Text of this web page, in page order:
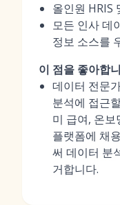
올인원 HRIS
모든 인사 데
정보 소스를
이 점을 좋아합
데이터 전문
분석에 접근
미 급여, 온
플랫폼에 채
써 데이터 분
거합니다.